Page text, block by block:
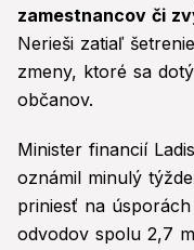
zamestnancov či
Nerieši zatiaľ
zmeny, ktoré sa
občanov.
Minister financií
oznámil minulý
priniesť na
odvodov spolu 2,7